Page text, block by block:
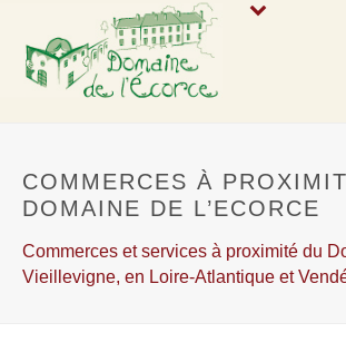
COMMERCES À
DOMAINE DE L’ECORCE
Commerces et services à proximité du
Vieillevigne, en Loire-Atlantique et